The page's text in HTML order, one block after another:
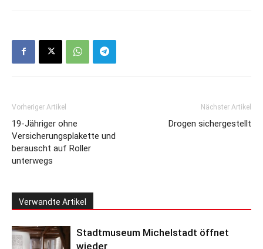
Vorheriger Artikel
19-Jähriger ohne
Versicherungsplakette und
berauscht auf Roller
unterwegs
Nächster Artikel
Drogen sichergestellt
Verwandte Artikel
Stadtmuseum Michelstadt öffnet
wieder